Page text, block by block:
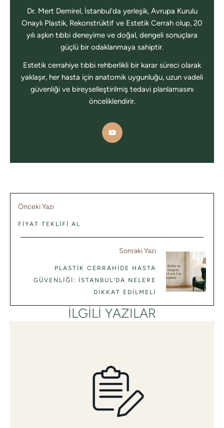
Dr. Mert Demirel, İstanbul'da yerleşik, Avrupa Kurulu
Onaylı Plastik, Rekonstrüktif ve Estetik Cerrah olup, 20
yılı aşkın tıbbi deneyime ve doğal, dengeli sonuçlara
güçlü bir odaklanmaya sahiptir.
Estetik cerrahiye tıbbi rehberlikli bir karar süreci olarak
yaklaşır, her hasta için anatomik uygunluğu, uzun vadeli
güvenliği ve bireyselleştirilmiş tedavi planlamasını
önceliklendirir.
Önceki Yazı
FIYAT TEKLIFI AL
Sonraki Yazı
PLASTIK CERRAHIDE HASTA
GÜVENLIĞI: İSTANBUL’DA NELERE
DIKKAT EDILMELI
İLGILI YAZILAR